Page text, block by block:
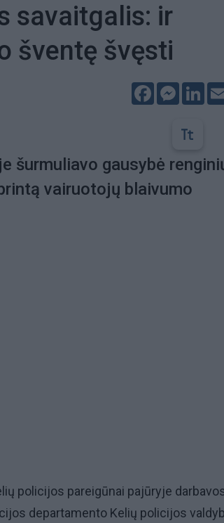
savaitgalis: ir
šventę švęsti
Facebook
šurmuliavo gausybė
vairuotojų blaivumo
policijos pareigūnai pajūryje
departamento Kelių policijos